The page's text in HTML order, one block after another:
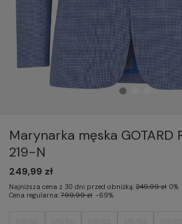
Marynarka męska GOTARD
219-N
249,99 zł
Najniższa cena z 30 dni przed obniżką: 249,99 zł 0%
Cena regularna: 799,99 zł -69%